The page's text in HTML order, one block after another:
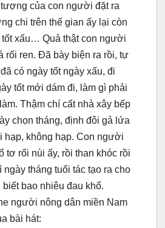
của con người đặt ra
chi trên thế gian ấy lại còn
tốt xấu… Quả thật con người
rối ren. Đã bày biện ra rồi, tự
có ngày tốt ngày xấu, đi
tốt mới dám đi, làm gì phải
Thậm chí cất nhà xây bếp
chọn tháng, định đôi gả lứa
hạp, không hạp. Con người
tơ rối nùi ấy, rồi than khóc rồi
ngày tháng tuổi tác tạo ra cho
bao nhiêu đau khổ.
người nông dân miền Nam
qua bài hát: